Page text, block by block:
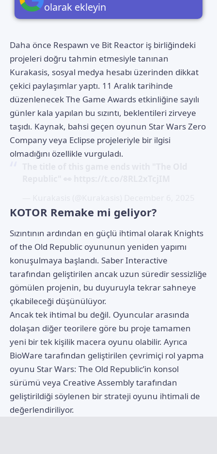
olarak ekleyin
Daha önce Respawn ve Bit Reactor iş birliğindeki
projeleri doğru tahmin etmesiyle tanınan
Kurakasis, sosyal medya hesabı üzerinden dikkat
çekici paylaşımlar yaptı. 11 Aralık tarihinde
düzenlenecekThe Game Awards etkinliğine sayılı
günler kala yapılan bu sızıntı, beklentileri zirveye
taşıdı. Kaynak, bahsi geçen oyunun Star Wars Zero
Company veya Eclipse projeleriyle bir ilgisi
olmadığını özellikle vurguladı.
KOTOR Remake mi geliyor?
Sızıntının ardından en güçlü ihtimal olarak Knights
of the Old Republic oyununun yeniden yapımı
konuşulmaya başlandı. Saber Interactive
tarafından geliştirilen ancak uzun süredir sessizliğe
gömülen projenin, bu duyuruyla tekrar sahneye
çıkabileceği düşünülüyor.
Ancak tek ihtimal bu değil. Oyuncular arasında
dolaşan diğer teorilere göre bu proje tamamen
yeni bir tek kişilik macera oyunu olabilir. Ayrıca
BioWare tarafından geliştirilen çevrimiçi rol yapma
oyunu Star Wars: The Old Republic’in konsol
sürümü veya Creative Assembly tarafından
geliştirildiği söylenen bir strateji oyunu ihtimali de
değerlendiriliyor.